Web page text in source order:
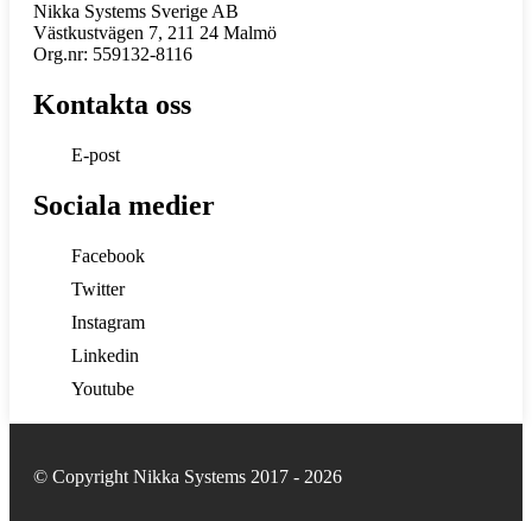
Nikka Systems Sverige AB
Västkustvägen 7, 211 24 Malmö
Org.nr: 559132-8116
Kontakta oss
E-post
Sociala medier
Facebook
Twitter
Instagram
Linkedin
Youtube
© Copyright Nikka Systems 2017 - 2026